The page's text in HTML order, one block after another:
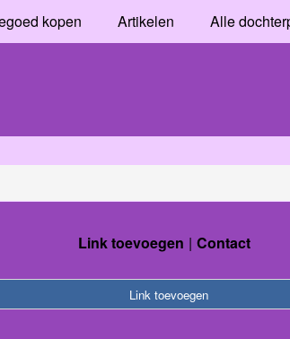
kopen Artikelen Alle
Link toevoegen Contact
Link toevoegen